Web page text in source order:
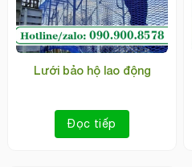
Lưới bảo hộ lao động
Đọc tiếp